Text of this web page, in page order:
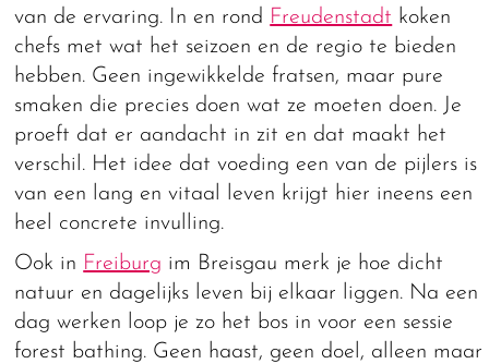
van de ervaring. In en rond Freudenstadt koken
chefs met wat het seizoen en de regio te bieden
hebben. Geen ingewikkelde fratsen, maar pure
smaken die precies doen wat ze moeten doen. Je
proeft dat er aandacht in zit en dat maakt het
verschil. Het idee dat voeding een van de pijlers is
van een lang en vitaal leven krijgt hier ineens een
heel concrete invulling.
Ook in Freiburg im Breisgau merk je hoe dicht
natuur en dagelijks leven bij elkaar liggen. Na een
dag werken loop je zo het bos in voor een sessie
forest bathing. Geen haast, geen doel, alleen maar